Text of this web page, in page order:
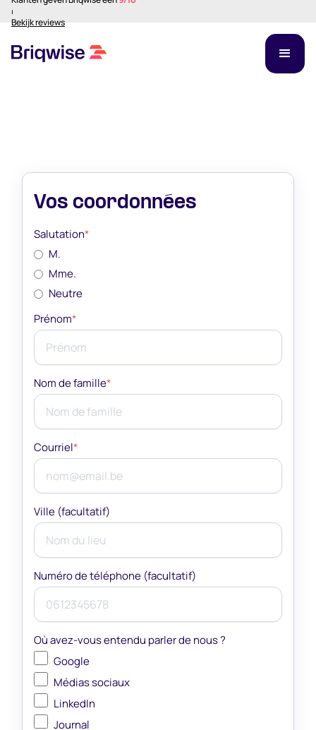
⏐
Bekijk reviews
Vos coordonnées
Salutation*
M.
Mme.
Neutre
Prénom*
Nom de famille*
Courriel*
Ville (facultatif)
Numéro de téléphone (facultatif)
Où avez-vous entendu parler de nous ?
Google
Médias sociaux
LinkedIn
Journal